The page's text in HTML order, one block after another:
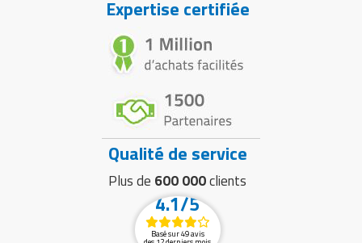
Expertise certifiée
Qualité de service
Plus de 600 000clients
4.1/5
Basé sur 49 avis